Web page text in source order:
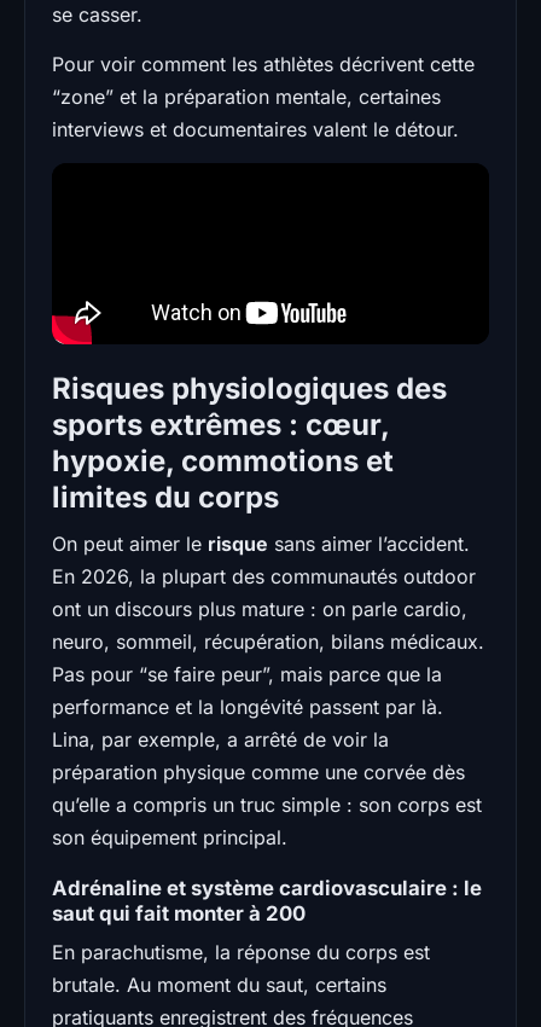
se casser.
Pour voir comment les athlètes décrivent cette
“zone” et la préparation mentale, certaines
interviews et documentaires valent le détour.
Risques physiologiques des
sports extrêmes : cœur,
hypoxie, commotions et
limites du corps
On peut aimer le risque sans aimer l’accident.
En 2026, la plupart des communautés outdoor
ont un discours plus mature : on parle cardio,
neuro, sommeil, récupération, bilans médicaux.
Pas pour “se faire peur”, mais parce que la
performance et la longévité passent par là.
Lina, par exemple, a arrêté de voir la
préparation physique comme une corvée dès
qu’elle a compris un truc simple : son corps est
son équipement principal.
Adrénaline et système cardiovasculaire : le
saut qui fait monter à 200
En parachutisme, la réponse du corps est
brutale. Au moment du saut, certains
pratiquants enregistrent des fréquences